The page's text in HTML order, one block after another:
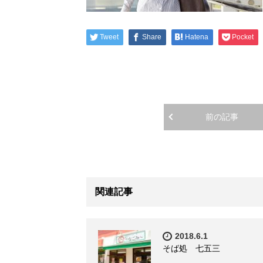
Tweet Share Hatena Pocket
前の記事
関連記事
2018.6.1
そば処 七五三